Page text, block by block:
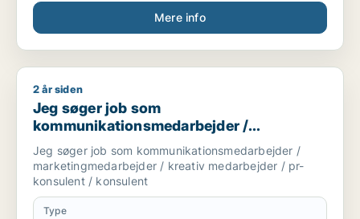
Mere info
Jeg søger job som kommunikationsmedarbejder /
2 år siden
Jeg søger job som
kommunikationsmedarbejder /
marketingmedarbejder / kreativ
medarbejder / pr-konsulent / konsulent
Jeg søger job som kommunikationsmedarbejder /
marketingmedarbejder / kreativ medarbejder / pr-
konsulent / konsulent
Type